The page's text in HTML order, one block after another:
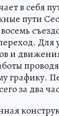
в себя
пути
Для
и
графику.
за два